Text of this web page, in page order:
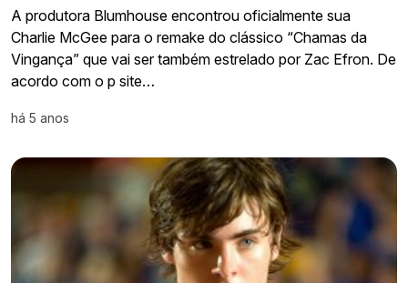
A produtora Blumhouse encontrou oficialmente sua
Charlie McGee para o remake do clássico “Chamas da
Vingança” que vai ser também estrelado por Zac Efron. De
acordo com o p site…
há 5 anos